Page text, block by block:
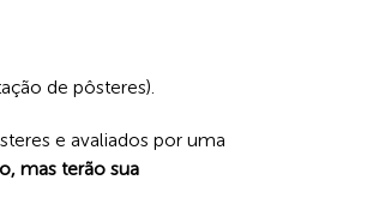
de pôsteres).
e avaliados por uma
mas terão sua